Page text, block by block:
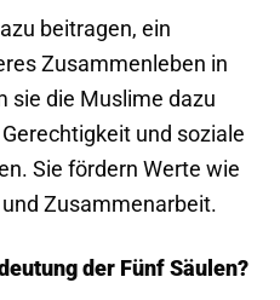
beitragen, ein
Zusammenleben in
sie die Muslime dazu
und soziale
Sie fördern Werte wie
Zusammenarbeit.
der Fünf Säulen?